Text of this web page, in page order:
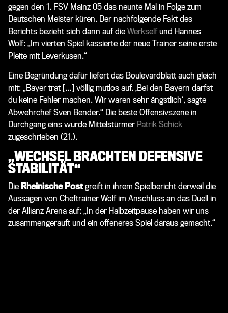
gegen den 1. FSV Mainz 05 das neunte Mal in Folge zum
Deutschen Meister küren. Der nachfolgende Fakt des
Berichts bezieht sich dann auf die Werkselfund Hannes
Wolf: „Im vierten Spiel kassierte der neue Trainer seine erste
Pleite mit Leverkusen.“
Eine Begründung dafür liefert das Boulevardblatt auch gleich
mit: „Bayer trat […] völlig mutlos auf. ‚Bei den Bayern darfst
du keine Fehler machen. Wir waren sehr ängstlich‘, sagte
AbwehrchefSven Bender.“ Die beste Offensivszene in
Durchgang eins wurde Mittelstürmer Patrik Schick
zugeschrieben (21.).
„WECHSEL BRACHTEN DEFENSIVE
STABILITÄT“
Die Rheinische Postgreift in ihrem Spielbericht derweil die
Aussagen von Cheftrainer Wolf im Anschluss an das Duell in
der Allianz Arena auf: „In der Halbzeitpause haben wir uns
zusammengerauft und ein offeneres Spiel daraus gemacht.“